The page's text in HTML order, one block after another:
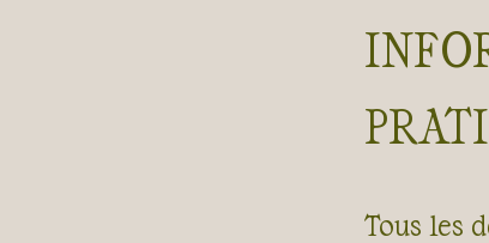
Tous les